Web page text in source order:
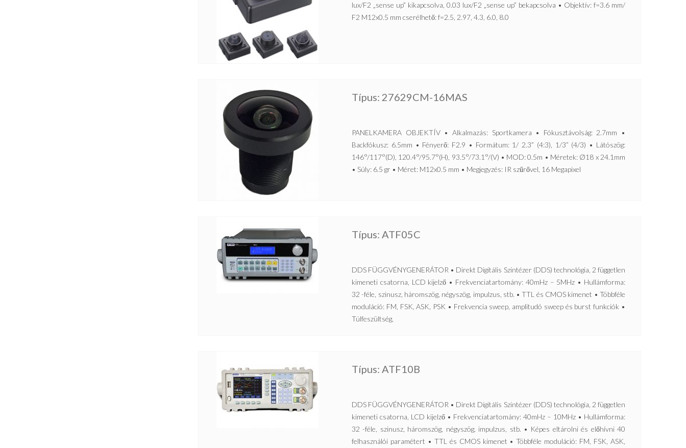
lux/F2 „sense up” kikapcsolva, 0.03 lux/F2 „sense up” bekapcsolva • Objektív: f=3.6 mm/
F2 M12x0.5 mm cserélhető: f=2.5, 2.97, 4.3, 6.0, 8.0
Típus: 27629CM-16MAS
PANELKAMERA OBJEKTÍV • Alkalmazás: Sportkamera • Fókusztávolság: 2.7mm •
Backfókusz: 6.5mm • Fényerő: F2.9 • Formátum: 1/ 2.3” (4:3), 1/3” (4/3) • Látószög:
146°/117°(D), 120.4°/95.7°(H), 93.5°/73.1°/(V) • MOD: 0.5m • Méretek: Ø18 x 24.1mm
• Súly: 6.5 gr • Méret: M12x0.5 mm • Megjegyzés: IR szűrővel, 16 Megapixel
Típus: ATF05C
DDS FÜGGVÉNYGENERÁTOR • Direkt Digitális Szintézer (DDS) technológia, 2 független
kimeneti csatorna, LCD kijelző • Frekvenciatartomány: 40mHz – 5MHz • Hullámforma:
32 -féle, szinusz, háromszög, négyszög, impulzus, stb. • TTL és CMOS kimenet • Többféle
moduláció: FM, FSK, ASK, PSK • Frekvencia sweep, amplitudó sweep és burst funkciók •
Túlfeszültség,
Típus: ATF10B
DDS FÜGGVÉNYGENERÁTOR • Direkt Digitális Szintézer (DDS) technológia, 2 független
kimeneti csatorna, LCD kijelző • Frekvenciatartomány: 40mHz – 10MHz • Hullámforma:
32 -féle, szinusz, háromszög, négyszög, impulzus, stb. • Képes eltárolni és előhívni 40
felhasználói paramétert • TTL és CMOS kimenet • Többféle moduláció: FM, FSK, ASK,